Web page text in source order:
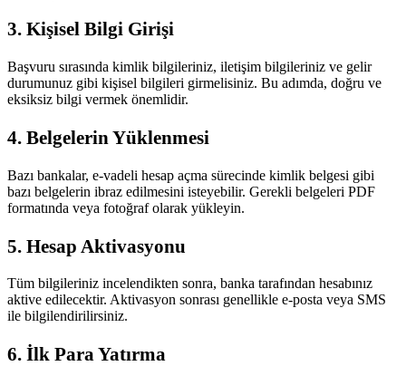
3. Kişisel Bilgi Girişi
Başvuru sırasında kimlik bilgileriniz, iletişim bilgileriniz ve gelir
durumunuz gibi kişisel bilgileri girmelisiniz. Bu adımda, doğru ve
eksiksiz bilgi vermek önemlidir.
4. Belgelerin Yüklenmesi
Bazı bankalar, e-vadeli hesap açma sürecinde kimlik belgesi gibi
bazı belgelerin ibraz edilmesini isteyebilir. Gerekli belgeleri PDF
formatında veya fotoğraf olarak yükleyin.
5. Hesap Aktivasyonu
Tüm bilgileriniz incelendikten sonra, banka tarafından hesabınız
aktive edilecektir. Aktivasyon sonrası genellikle e-posta veya SMS
ile bilgilendirilirsiniz.
6. İlk Para Yatırma